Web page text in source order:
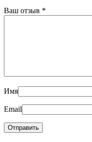
Ваш отзыв *
Имя
Email